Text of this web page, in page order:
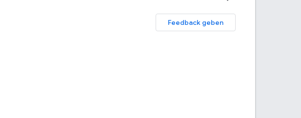
Feedback geben